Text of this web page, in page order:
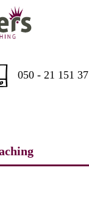
050 - 21 151 37